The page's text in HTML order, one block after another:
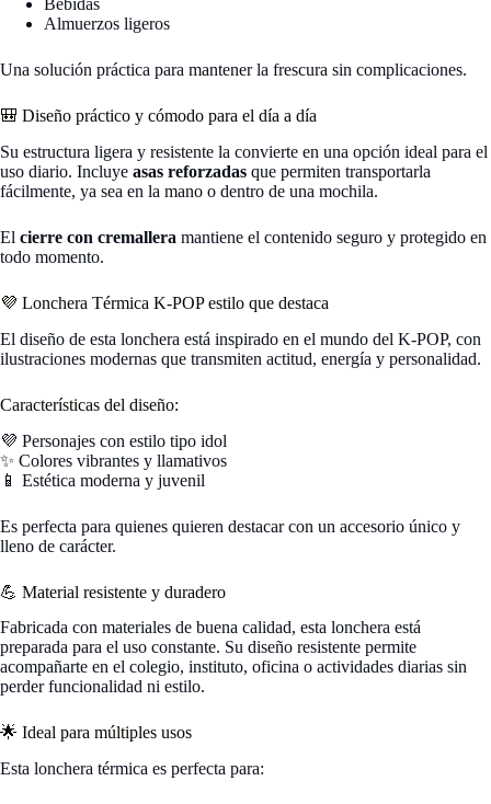
Bebidas
Almuerzos ligeros
Una solución práctica para mantener la frescura sin complicaciones.
🎒 Diseño práctico y cómodo para el día a día
Su estructura ligera y resistente la convierte en una opción ideal para el
uso diario. Incluye asas reforzadas que permiten transportarla
fácilmente, ya sea en la mano o dentro de una mochila.
El cierre con cremallera mantiene el contenido seguro y protegido en
todo momento.
💜 Lonchera Térmica K-POP estilo que destaca
El diseño de esta lonchera está inspirado en el mundo del K-POP, con
ilustraciones modernas que transmiten actitud, energía y personalidad.
Características del diseño:
💜 Personajes con estilo tipo idol
✨ Colores vibrantes y llamativos
📱 Estética moderna y juvenil
Es perfecta para quienes quieren destacar con un accesorio único y
lleno de carácter.
💪 Material resistente y duradero
Fabricada con materiales de buena calidad, esta lonchera está
preparada para el uso constante. Su diseño resistente permite
acompañarte en el colegio, instituto, oficina o actividades diarias sin
perder funcionalidad ni estilo.
🌟 Ideal para múltiples usos
Esta lonchera térmica es perfecta para: